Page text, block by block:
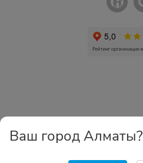
Ваш город Алматы?